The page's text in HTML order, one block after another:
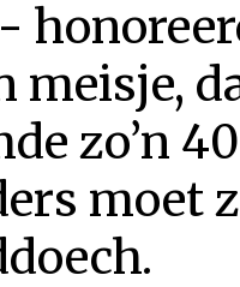
meisje,
zo’n
moet